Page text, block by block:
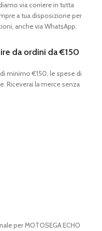
via corriere in tutta
a tua disposizione per
anche via WhatsApp.
da ordini da €150
minimo €150, le spese di
Riceverai la merce senza
per MOTOSEGA ECHO